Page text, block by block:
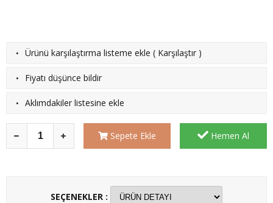
· Ürünü karşılaştırma listeme ekle ( Karşılaştır )
· Fiyatı düşünce bildir
· Aklımdakiler listesine ekle
Sepete Ekle Hemen Al
SEÇENEKLER :